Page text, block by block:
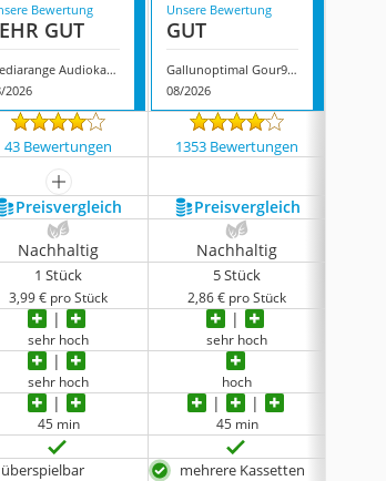
Bewertung
GUT
Mediarange Audiokassette
2026
Unsere Bewertung
GUT
Gallunoptimal Gour90p5
08/2026
43 Bewertungen 1353 Bewertungen
mehr anzeigen
Preis­vergleich Preis­vergleich
Nachhaltig Nachhaltig
1 Stück
3,99 € pro Stück
5 Stück
2,86 € pro Stück
sehr hoch sehr hoch
sehr hoch hoch
45 min 45 min
überspielbar
mehrere Kassetten